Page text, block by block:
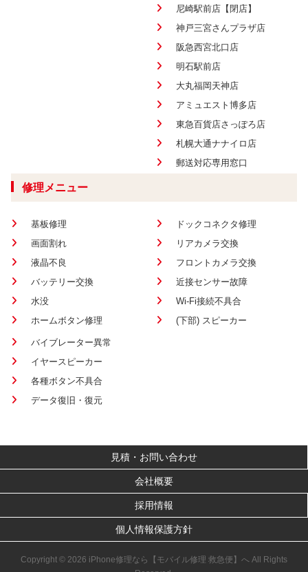
尼崎駅前店【閉店】
神戸三宮さんプラザ店
阪急西宮北口店
明石駅前店
大丸福岡天神店
アミュエスト博多店
東急百貨店さっぽろ店
札幌大通ナナイロ店
郵送対応専用窓口
修理メニュー
基板修理
画面割れ
液晶不良
バッテリー交換
水没
ホームボタン修理
ドックコネクタ修理
リアカメラ交換
フロントカメラ交換
近接センサー故障
Wi-Fi接続不具合
(下部) スピーカー
バイブレーター異常
イヤースピーカー
各種ボタン不具合
データ復旧・復元
見積・お問い合わせ
会社概要
採用情報
個人情報保護方針
Copyright © 2026 iPhone修理なら【モバイル修理 救急便】へ All Rights